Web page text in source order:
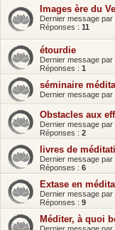
Images ère du
Dernier message par
Réponses : 11
étourdie
Dernier message par
Réponses : 1
séminaire
Dernier message par
Obstacles aux
Dernier message par
Réponses : 2
livres de
Dernier message par
Réponses : 6
Extase en
Dernier message par
Réponses : 9
Méditer, à quoi